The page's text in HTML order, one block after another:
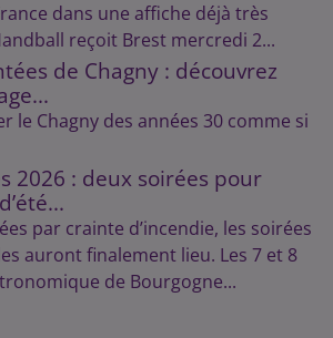
dans une affiche déjà très
reçoit Brest mercredi 2...
de Chagny : découvrez
le Chagny des années 30 comme si
2026 : deux soirées pour
par crainte d’incendie, les soirées
auront finalement lieu. Les 7 et 8
de Bourgogne...